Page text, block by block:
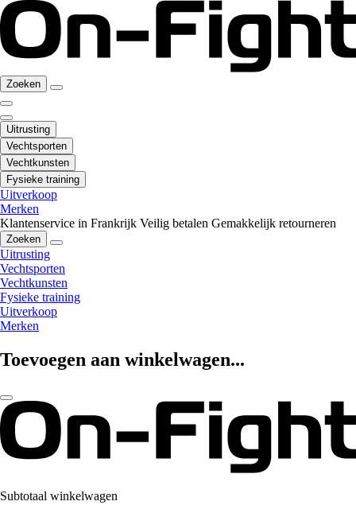
Zoeken
Uitrusting
Vechtsporten
Vechtkunsten
Fysieke training
Uitverkoop
Merken
Klantenservice in Frankrijk Veilig betalen Gemakkelijk retourneren
Zoeken
Uitrusting
Vechtsporten
Vechtkunsten
Fysieke training
Uitverkoop
Merken
Toevoegen aan winkelwagen...
Subtotaal winkelwagen